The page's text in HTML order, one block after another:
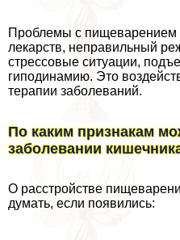
Проблемы с пищеварением
лекарств, неправильный
стрессовые ситуации,
гиподинамию. Это
терапии заболеваний.
По каким признакам
заболевании
О расстройстве
думать, если появились: